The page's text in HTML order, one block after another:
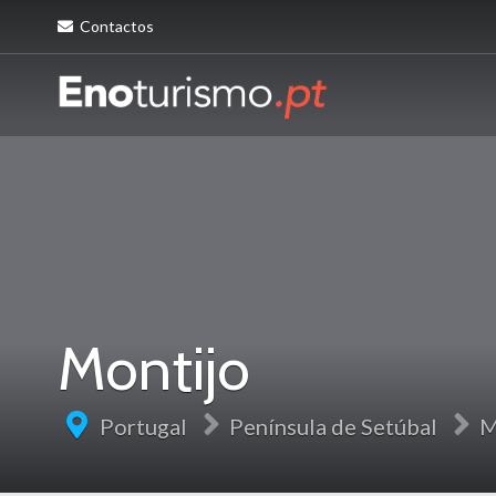
Contactos
Montijo
Portugal Península de Setúbal